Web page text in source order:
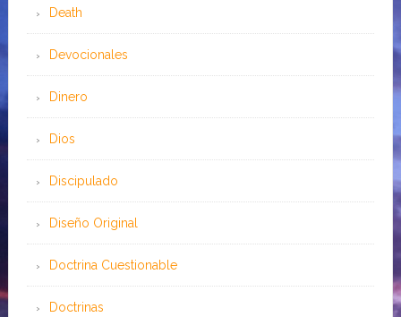
Death
Devocionales
Dinero
Dios
Discipulado
Diseño Original
Doctrina Cuestionable
Doctrinas